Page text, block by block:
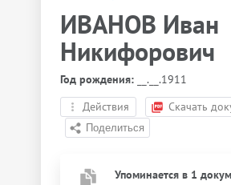
ИВАНОВ Иван
Никифорович
Год рождения: __.__.1911
Действия
Скачать
Упоминается в 1